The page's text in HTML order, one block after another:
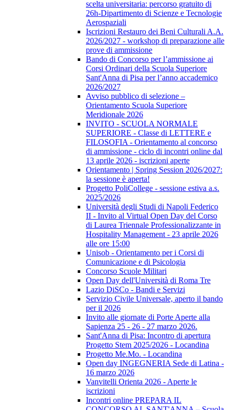
scelta universitaria: percorso gratuito di
26h-Dipartimento di Scienze e Tecnologie
Aerospaziali
Iscrizioni Restauro dei Beni Culturali A.A.
2026/2027 - workshop di preparazione alle
prove di ammissione
Bando di Concorso per l’ammissione ai
Corsi Ordinari della Scuola Superiore
Sant'Anna di Pisa per l’anno accademico
2026/2027
Avviso pubblico di selezione –
Orientamento Scuola Superiore
Meridionale 2026
INVITO - SCUOLA NORMALE
SUPERIORE - Classe di LETTERE e
FILOSOFIA - Orientamento al concorso
di ammissione - ciclo di incontri online dal
13 aprile 2026 - iscrizioni aperte
Orientamento | Spring Session 2026/2027:
la sessione è aperta!
Progetto PoliCollege - sessione estiva a.s.
2025/2026
Università degli Studi di Napoli Federico
II - Invito al Virtual Open Day del Corso
di Laurea Triennale Professionalizzante in
Hospitality Management - 23 aprile 2026
alle ore 15:00
Unisob - Orientamento per i Corsi di
Comunicazione e di Psicologia
Concorso Scuole Militari
Open Day dell'Università di Roma Tre
Lazio DiSCo - Bandi e Servizi
Servizio Civile Universale, aperto il bando
per il 2026
Invito alle giornate di Porte Aperte alla
Sapienza 25 - 26 - 27 marzo 2026.
Sant'Anna di Pisa: Incontro di apertura
Progetto Stem 2025/2026 - Locandina
Progetto Me.Mo. - Locandina
Open day INGEGNERIA Sede di Latina -
16 marzo 2026
Vanvitelli Orienta 2026 - Aperte le
iscrizioni
Incontri online PREPARA IL